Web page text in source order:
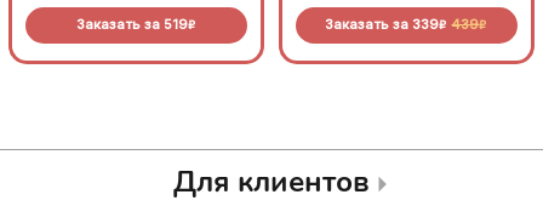
Заказать за 519R
попробовать!
Заказать за 339R 439R
Для клиентов